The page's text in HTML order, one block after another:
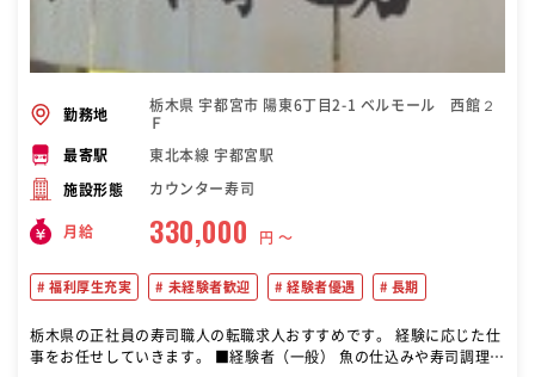
勤務地
栃木県 宇都宮市 陽東6丁目2-1 ベルモール 西館２
Ｆ
最寄駅 東北本線 宇都宮駅
施設形態 カウンター寿司
月給 330,000 円 〜
福利厚生充実 未経験者歓迎 経験者優遇 長期
栃木県の正社員の寿司職人の転職求人おすすめです。 経験に応じた仕
事をお任せしていきます。 ■経験者（一般） 魚の仕込みや寿司調理、